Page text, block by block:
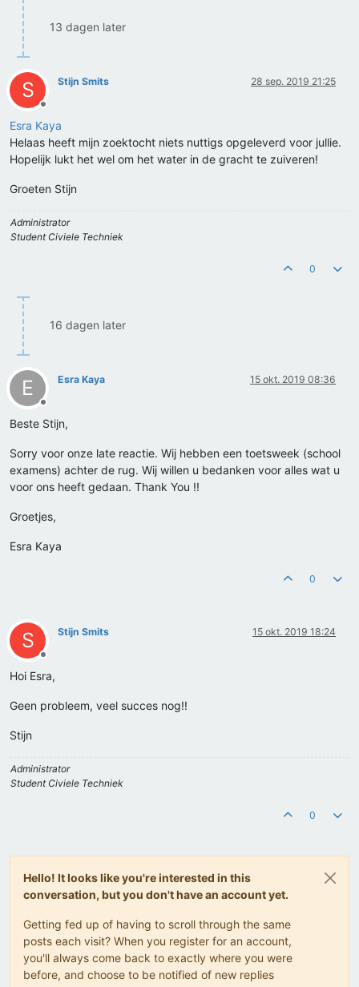
13 dagen later
S
Offline
Stijn Smits 28 sep. 2019 21:25
Esra Kaya
Helaas heeft mijn zoektocht niets nuttigs opgeleverd voor jullie.
Hopelijk lukt het wel om het water in de gracht te zuiveren!
Groeten Stijn
Administrator
Student Civiele Techniek
0
16 dagen later
E
Offline
Esra Kaya 15 okt. 2019 08:36
Beste Stijn,
Sorry voor onze late reactie. Wij hebben een toetsweek (school
examens) achter de rug. Wij willen u bedanken voor alles wat u
voor ons heeft gedaan. Thank You !!
Groetjes,
Esra Kaya
0
S
Offline
Stijn Smits 15 okt. 2019 18:24
Hoi Esra,
Geen probleem, veel succes nog!!
Stijn
Administrator
Student Civiele Techniek
0
Hello! It looks like you're interested in this
conversation, but you don't have an account yet.
Getting fed up of having to scroll through the same
posts each visit? When you register for an account,
you'll always come back to exactly where you were
before, and choose to be notified of new replies